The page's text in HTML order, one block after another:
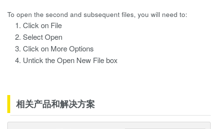
To open the second and subsequent files, you will need to:
Click on File
Select Open
Click on More Options
Untick the Open New File box
相关产品和解决方案